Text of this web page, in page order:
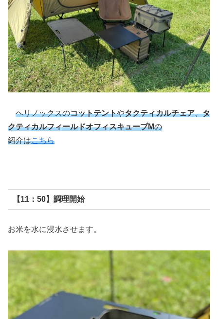
ヘリノックスのコットテントやタクティカルチェア、タ
クティカルフィールドオフィスキューブMの
紹介はこちら
【11：50】調理開始
お米を水に浸水させます。